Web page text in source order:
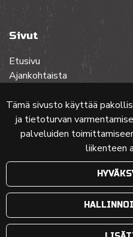
Tämä sivusto käyttää
ja tietoturvan
palveluiden
liikenteen
Sivut
Etusivu
Ajankohtaista
Lehdet
Yhteistyössä
Ota yhteyttä
Etusivun karttakuva: MML
© 2024 PKMT | Verkkosivu